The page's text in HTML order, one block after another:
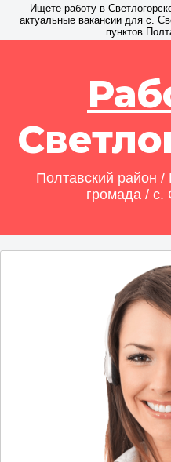
Ищете работу в
актуальные вакансии для с.
пунктов
Полтавский район /
громада / с.